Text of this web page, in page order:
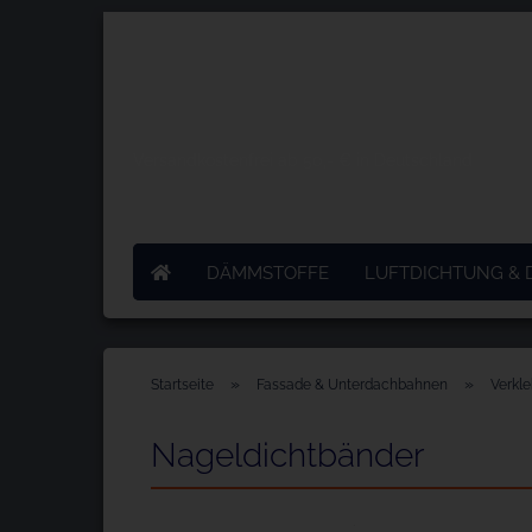
DÄMMSTOFFE LUFTDICHTUNG &
Startseite » Fassade & Unterdachbahnen »
Nageldichtbänder